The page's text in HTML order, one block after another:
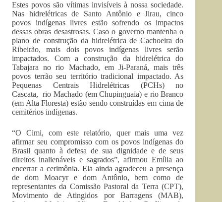
Estes povos são vítimas invisíveis à nossa sociedade.
Nas hidrelétricas de Santo Antônio e Jirau, cinco
povos indígenas livres estão sofrendo os impactos
dessas obras desastrosas. Caso o governo mantenha o
plano de construção da hidrelétrica de Cachoeira do
Ribeirão, mais dois povos indígenas livres serão
impactados. Com a construção da hidrelétrica do
Tabajara no rio Machado, em Ji-Paraná, mais três
povos terrão seu território tradicional impactado. As
Pequenas Centrais Hidrelétricas (PCHs) no
Cascata, rio Machado (em Chupinguaia) e rio Branco
(em Alta Floresta) estão sendo construídas em cima de
cemitérios indígenas.
“O Cimi, com este relatório, quer mais uma vez
afirmar seu compromisso com os povos indígenas do
Brasil quanto à defesa de sua dignidade e de seus
direitos inalienáveis e sagrados”, afirmou Emília ao
encerrar a cerimônia. Ela ainda agradeceu a presença
de dom Moacyr e dom Antônio, bem como de
representantes da Comissão Pastoral da Terra (CPT),
Movimento de Atingidos por Barragens (MAB),